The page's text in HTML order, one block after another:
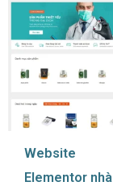
Website
Elementor nhà